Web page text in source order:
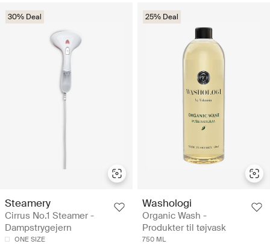
30% Deal
Steamery
Cirrus No.1 Steamer -
Dampstrygejern
ONE SIZE
25% Deal
Washologi
Organic Wash -
Produkter til tøjvask
750 ML